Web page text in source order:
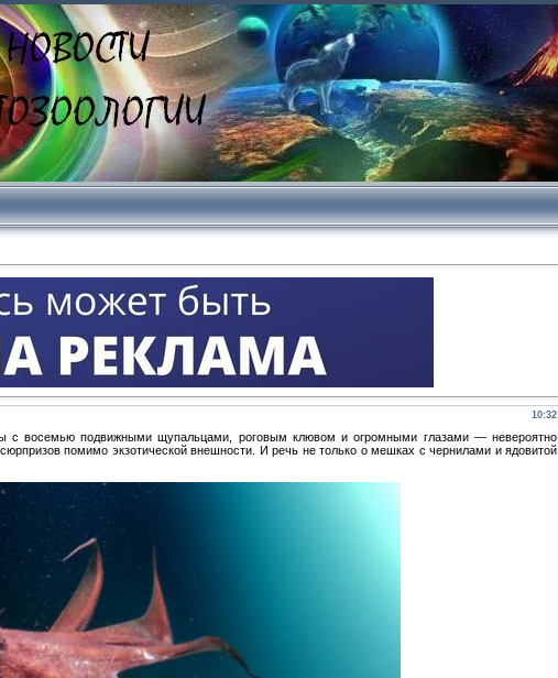
10:32
с восемью подвижными щупальцами, роговым клювом и огромными глазами — невероятно
помимо экзотической внешности. И речь не только о мешках с чернилами и ядовитой